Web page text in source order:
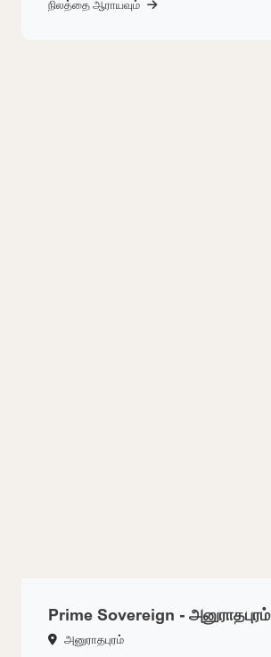
நிலத்தை ஆராயவும்
Prime Sovereign - அனுராதபுரம்
அனுராதபுரம்